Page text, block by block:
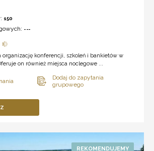
150
---
organizację konferencji, szkoleń i bankietów w
on również miejsca noclegowe ...